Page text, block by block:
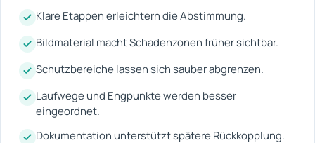
Klare Etappen erleichtern die Abstimmung.
Bildmaterial macht Schadenzonen früher sichtbar.
Schutzbereiche lassen sich sauber abgrenzen.
Laufwege und Engpunkte werden besser
eingeordnet.
Dokumentation unterstützt spätere Rückkopplung.